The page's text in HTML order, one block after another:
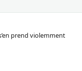
prend violemment